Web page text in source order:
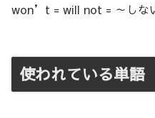
won’t = will not = ～しな
使われている単語